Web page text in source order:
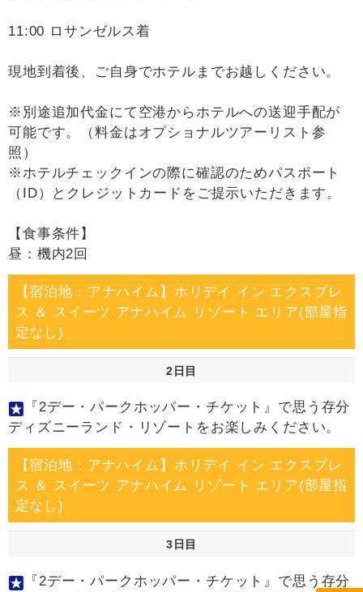
11:00 ロサンゼルス着
現地到着後、ご自身でホテルまでお越しください。
※別途追加代金にて空港からホテルへの送迎手配が
可能です。（料金はオプショナルツアーリスト参
照）
※ホテルチェックインの際に確認のためパスポート
（ID）とクレジットカードをご提示いただきます。
【食事条件】
昼：機内2回
【宿泊地：アナハイム】ホリデイ イン エクスプレ
ス ＆ スイーツ アナハイム リゾート エリア(部屋指
定なし)
2日目
『2デー・パークホッパー・チケット』で思う存分
ディズニーランド・リゾートをお楽しみください。
【宿泊地：アナハイム】ホリデイ イン エクスプレ
ス ＆ スイーツ アナハイム リゾート エリア(部屋指
定なし)
3日目
『2デー・パークホッパー・チケット』で思う存分